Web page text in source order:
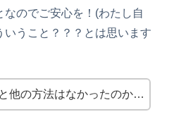
なのでご安心を！(わたし自
うこと？？？とは思います
他の方法はなかったのか…